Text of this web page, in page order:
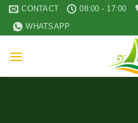
Skip
content
CONTACT 08:00 - 17:00
WHATSAPP